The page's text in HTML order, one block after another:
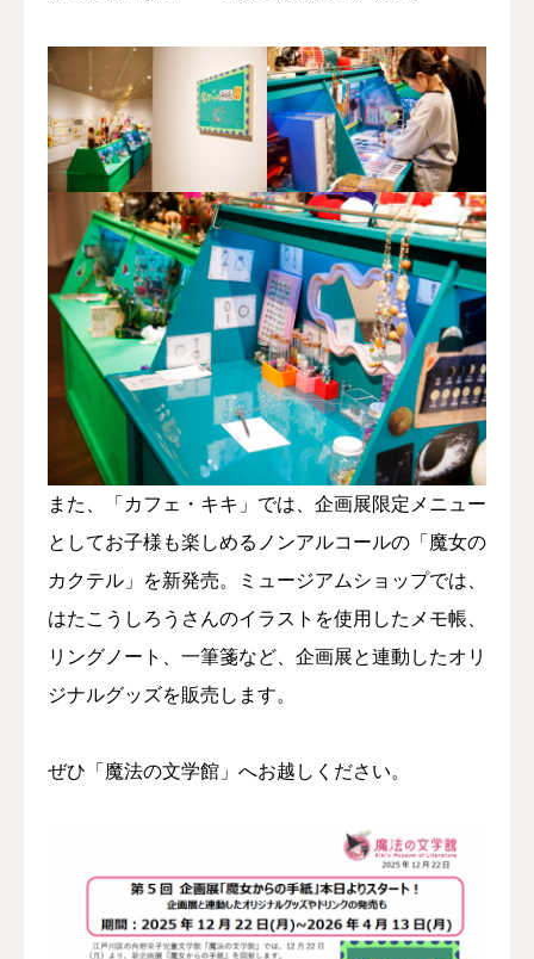
また、「カフェ・キキ」では、企画展限定メニュー
としてお子様も楽しめるノンアルコールの「魔女の
カクテル」を新発売。ミュージアムショップでは、
はたこうしろうさんのイラストを使用したメモ帳、
リングノート、一筆箋など、企画展と連動したオリ
ジナルグッズを販売します。
ぜひ「魔法の文学館」へお越しください。